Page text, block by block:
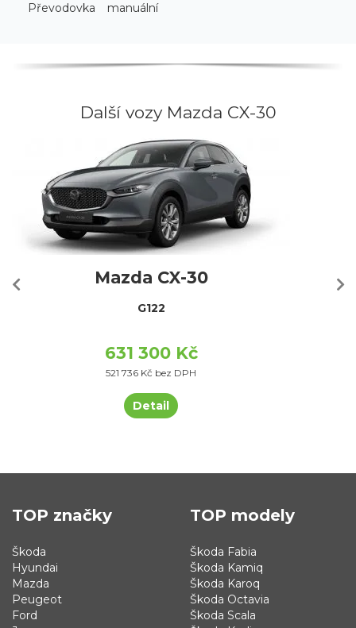
Převodovka manuální
Další vozy Mazda CX-30
Mazda CX-30
G122
631 300 Kč
521 736 Kč bez DPH
Detail
TOP značky
Škoda
Hyundai
Mazda
Peugeot
Ford
TOP modely
Škoda Fabia
Škoda Kamiq
Škoda Karoq
Škoda Octavia
Škoda Scala